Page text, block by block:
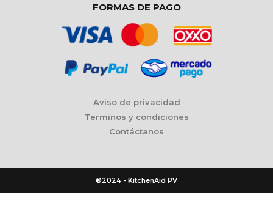
FORMAS DE PAGO
Aviso de privacidad
Terminos y condiciones
Contáctanos
®2024 - KitchenAid PV